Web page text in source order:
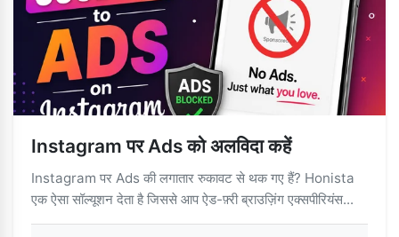
Instagram पर Ads को अलविदा कहें
Instagram पर Ads की लगातार रुकावट से थक गए हैं? Honista
एक ऐसा सॉल्यूशन देता है जिससे आप ऐड-फ़्री ब्राउज़िंग एक्सपीरियंस...